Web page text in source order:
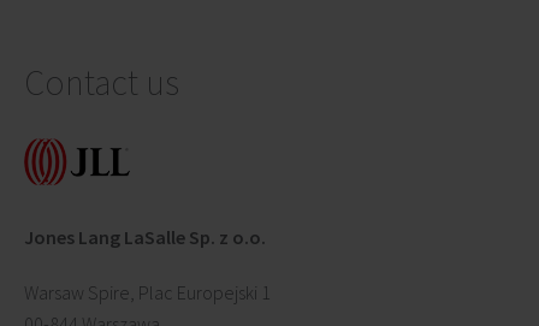
Contact us
Jones Lang LaSalle Sp. z o.o.
Warsaw Spire, Plac Europejski 1